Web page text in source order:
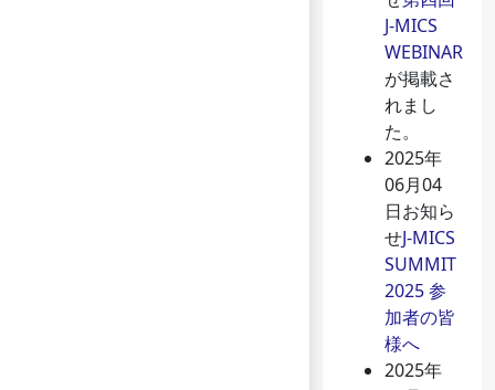
J-MICS
WEBINAR
が掲載さ
れまし
た。
2025年
06月04
日お知ら
せJ-MICS
SUMMIT
2025 参
加者の皆
様へ
2025年